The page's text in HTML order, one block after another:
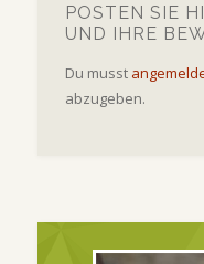
POSTEN SIE
UND IHRE
Du musst
abzugeben.